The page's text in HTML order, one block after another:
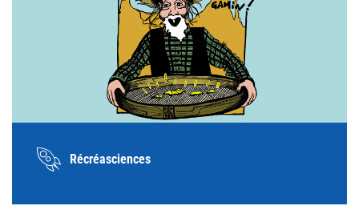
Récréasciences